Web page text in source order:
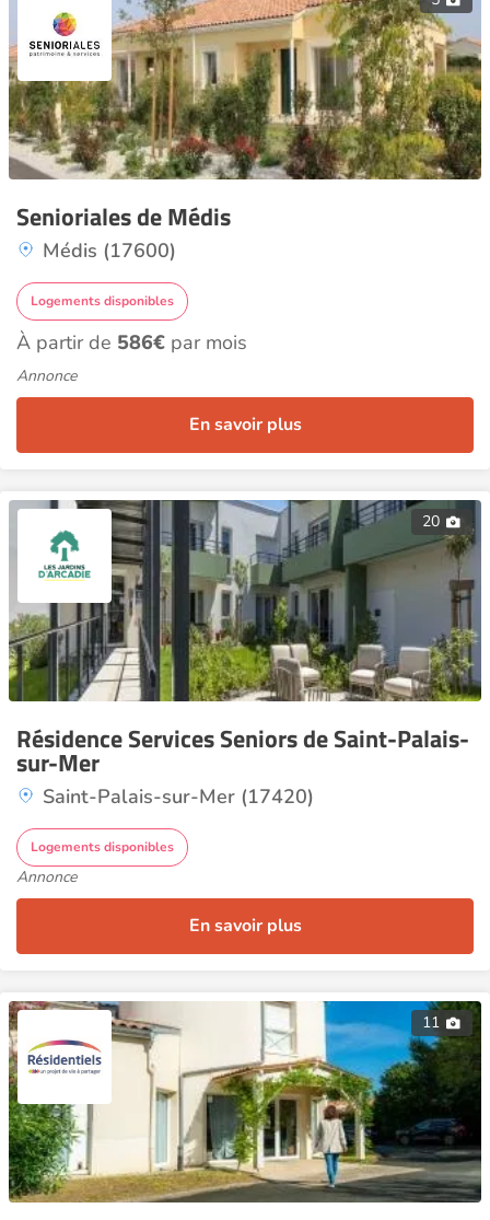
Senioriales de Médis
Médis (17600)
Logements disponibles
À partir de 586€ par mois
Annonce
En savoir plus
20
Résidence Services Seniors de Saint-Palais-
sur-Mer
Saint-Palais-sur-Mer (17420)
Logements disponibles
Annonce
En savoir plus
11